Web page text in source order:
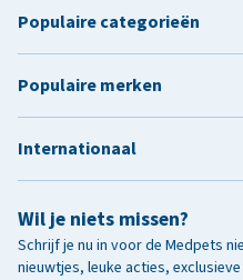
Wil je niets missen?
Schrijf je nu in voor de Medpets
nieuwtjes, leuke acties,
Populaire categorieën
Populaire merken
Internationaal